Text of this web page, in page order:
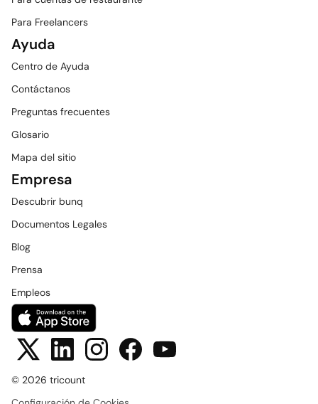
Para Freelancers
Ayuda
Centro de Ayuda
Contáctanos
Preguntas frecuentes
Glosario
Mapa del sitio
Empresa
Descubrir bunq
Documentos Legales
Blog
Prensa
Empleos
© 2026 tricount